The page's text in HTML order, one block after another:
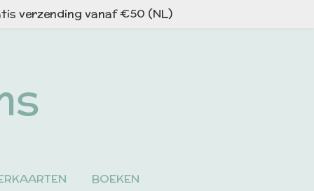
verzending vanaf €50 (NL)
BOEKEN